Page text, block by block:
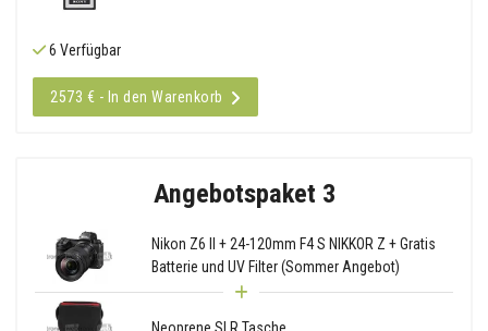
6 Verfügbar
2573 € - In den Warenkorb
Angebotspaket 3
Nikon Z6 II + 24-120mm F4 S NIKKOR Z + Gratis
Batterie und UV Filter (Sommer Angebot)
Neoprene SLR Tasche